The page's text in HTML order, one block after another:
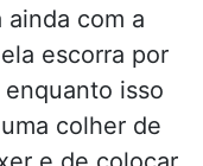
ainda com a
escorra por
isso
colher de